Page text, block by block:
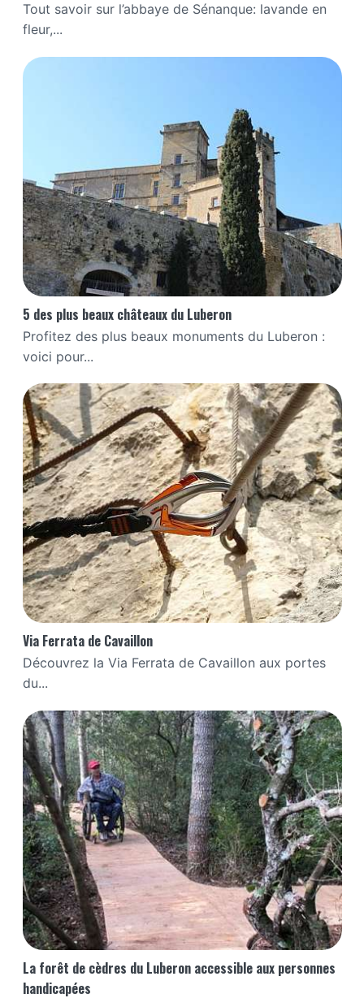
Tout savoir sur l’abbaye de Sénanque: lavande en
fleur,...
5 des plus beaux châteaux du Luberon
Profitez des plus beaux monuments du Luberon :
voici pour...
Via Ferrata de Cavaillon
Découvrez la Via Ferrata de Cavaillon aux portes
du...
La forêt de cèdres du Luberon accessible aux personnes
handicapées